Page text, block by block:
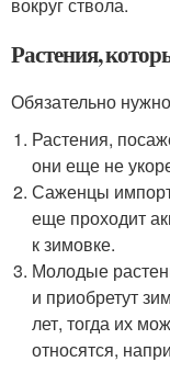
Растения,
Обязательно
Растения,
они еще не
Саженцы
еще проходит
к зимовке.
Молодые
и приобретут
лет, тогда их
относятся,